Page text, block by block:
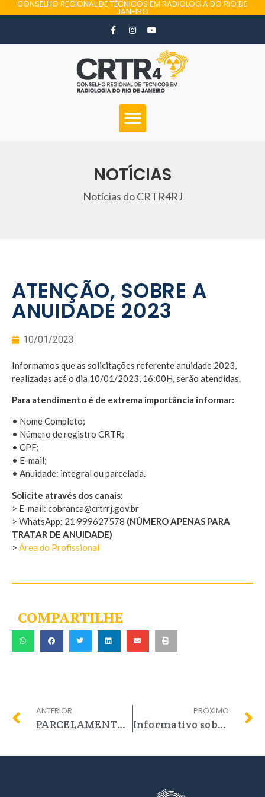
CONSELHO REGIONAL DE TÉCNICOS EM RADIOLOGIA DO RIO DE
JANEIRO
NOTÍCIAS
Notícias do CRTR4RJ
ATENÇÃO, SOBRE A
ANUIDADE 2023
10/01/2023
Informamos que as solicitações referente anuidade 2023,
realizadas até o dia 10/01/2023, 16:00H, serão atendidas.
Para atendimento é de extrema importância informar:
• Nome Completo;
• Número de registro CRTR;
• CPF;
• E-mail;
• Anuidade: integral ou parcelada.
Solicite através dos canais:
> E-mail: cobranca@crtrrj.gov.br
> WhatsApp: 21 999627578 (NÚMERO APENAS PARA
TRATAR DE ANUIDADE)
> Área do Profissional
COMPARTILHE
ANTERIOR
PARCELAMENTO ANUIDADE 2023 DISPONÍVEL
PRÓXIMO
Informativo sobre Cancelamento